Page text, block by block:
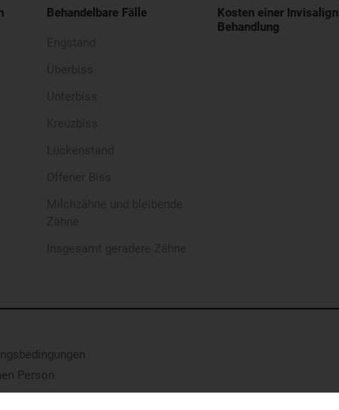
Behandelbare Fälle
Kosten einer Invisalign
Behandlung
Person